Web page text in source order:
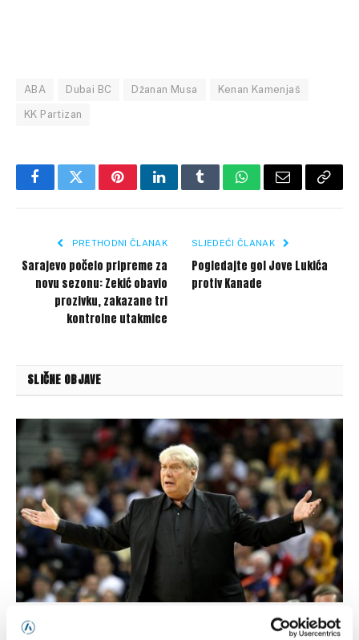
ABA Dubai BC Džanan Musa Kenan Kamenjaš
KK Partizan
FacebookTwitterPinterestLinkedInTumblrWhatsApp
Email Copy
PRETHODNI ČLANAK
Sarajevo počelo pripreme za
novu sezonu: Zekić obavio
prozivku, zakazane tri
kontrolne utakmice
SLJEDEĆI ČLANAK
Pogledajte gol Jove Lukića
protiv Kanade
SLIČNE OBJAVE
Preminula NBA legenda Don Nelson